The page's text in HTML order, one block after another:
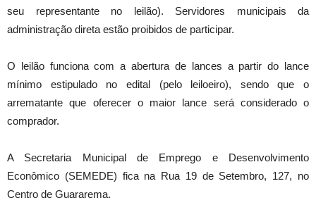
seu representante no leilão). Servidores municipais da
administração direta estão proibidos de participar.
O leilão funciona com a abertura de lances a partir do lance
mínimo estipulado no edital (pelo leiloeiro), sendo que o
arrematante que oferecer o maior lance será considerado o
comprador.
A Secretaria Municipal de Emprego e Desenvolvimento
Econômico (SEMEDE) fica na Rua 19 de Setembro, 127, no
Centro de Guararema.